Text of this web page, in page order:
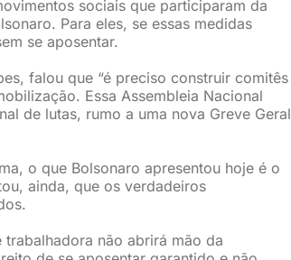
sociais que participaram da
Para eles, se essas medidas
se aposentar.
falou que “é preciso construir comitês
Essa Assembleia Nacional
de lutas, rumo a uma nova Greve Geral
o que Bolsonaro apresentou hoje é o
ainda, que os verdadeiros
não abrirá mão da